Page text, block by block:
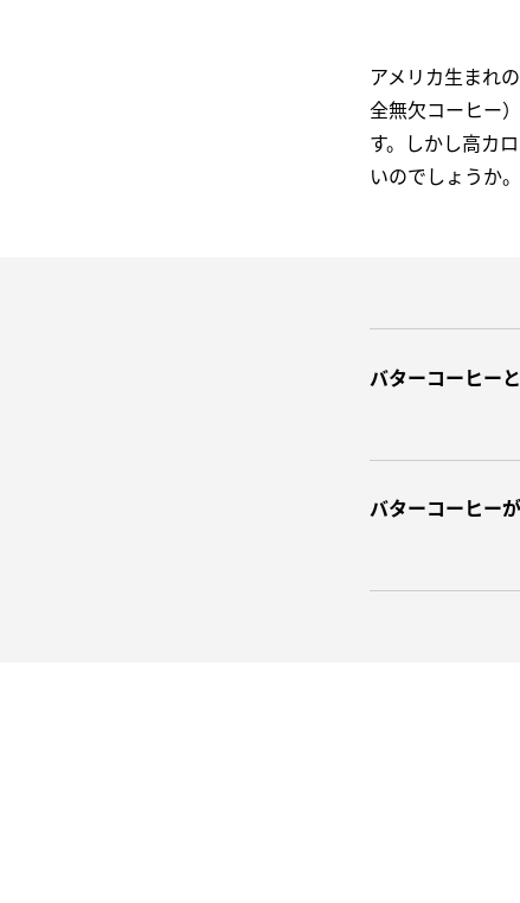
アメリカ生まれ
全無欠コーヒー
す。しかし高カ
いのでしょうか
バターコーヒー
バターコーヒー